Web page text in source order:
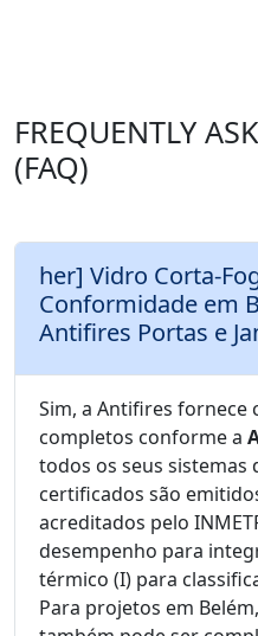
FREQUENTLY
(FAQ)
her] Vidro Corta-
Conformidade em
Antifires Portas e
Sim, a Antifires fornece
completos conforme a
todos os seus sistemas
certificados são
acreditados pelo
desempenho para
térmico (I) para
Para projetos em